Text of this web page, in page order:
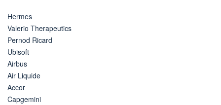
Hermes
Valerio Therapeutics
Pernod Ricard
Ubisoft
Airbus
Air Liquide
Accor
Capgemini